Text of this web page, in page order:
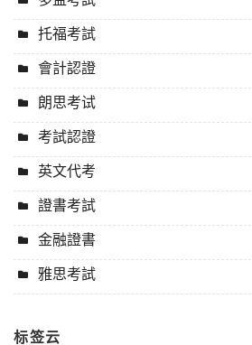
托福考試
會計認證
朗思考试
考試認證
英文代考
證書考試
金融證書
雅思考試
标签云